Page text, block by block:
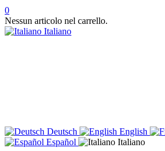
0
Nessun articolo nel carrello.
Italiano
Deutsch English
Español
Italiano